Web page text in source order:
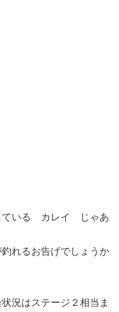
ている カレイ じゃあ
れるお告げでしょうか
況はステージ２相当ま